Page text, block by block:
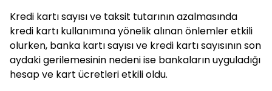
Kredi kartı sayısı ve taksit tutarının azalmasında
kredi kartı kullanımına yönelik alınan önlemler etkili
olurken, banka kartı sayısı ve kredi kartı sayısının son
aydaki gerilemesinin nedeni ise bankaların uyguladığı
hesap ve kart ücretleri etkili oldu.